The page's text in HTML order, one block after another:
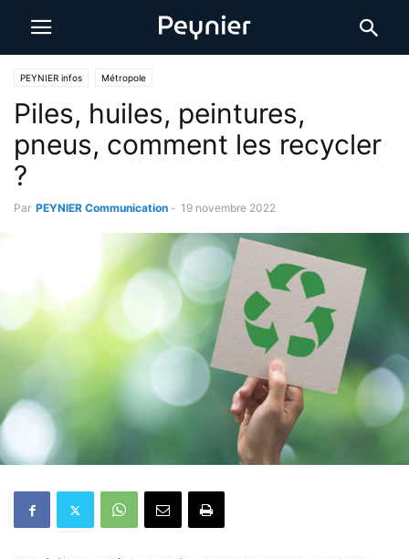
PEYNIER infos Métropole
Piles, huiles, peintures,
pneus, comment les recycler
?
Par PEYNIER Communication - 19 novembre 2022